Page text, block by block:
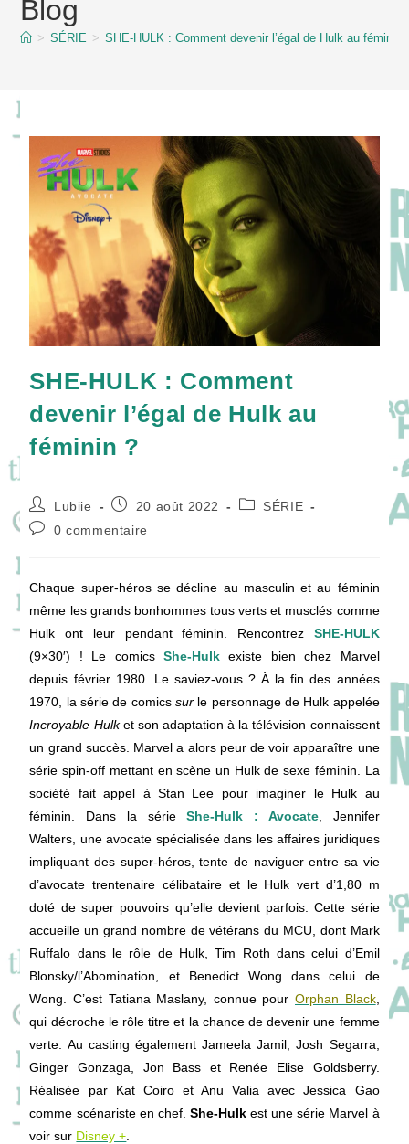
contentBlog
> SÉRIE > SHE-HULK : Comment devenir l’égal de Hulk au féminin
SHE-HULK : Comment
devenir l’égal de Hulk au
féminin ?
Auteur/autrice
de
la
Lubiie
Publication
20 août 2022
PostSÉRIE
Commentaires
0 commentaire
Chaque super-héros se décline au masculin et au féminin
même les grands bonhommes tous verts et musclés comme
Hulk ont leur pendant féminin. Rencontrez SHE-HULK
(9×30′) ! Le comics She-Hulk existe bien chez Marvel
depuis février 1980. Le saviez-vous ? À la fin des années
1970, la série de comics sur le personnage de Hulk appelée
Incroyable Hulket son adaptation à la télévision connaissent
un grand succès. Marvel a alors peur de voir apparaître une
série spin-off mettant en scène un Hulk de sexe féminin. La
société fait appel à Stan Lee pour imaginer le Hulk au
féminin. Dans la sérieShe-Hulk : Avocate, Jennifer
Walters, une avocate spécialisée dans les affaires juridiques
impliquant des super-héros, tente de naviguer entre sa vie
d’avocate trentenaire célibataire et le Hulk vert d’1,80 m
doté de super pouvoirs qu’elle devient parfois. Cette série
accueille un grand nombre de vétérans du MCU, dont Mark
Ruffalo dans le rôle de Hulk, Tim Roth dans celui d’Emil
Blonsky/l’Abomination, et Benedict Wong dans celui de
Wong. C’est Tatiana Maslany, connue pour Orphan Black,
qui décroche le rôle titre et la chance de devenir une femme
verte. Au casting également Jameela Jamil, Josh Segarra,
Ginger Gonzaga, Jon Bass et Renée Elise Goldsberry.
Réalisée par Kat Coiro et Anu Valia avec Jessica Gao
comme scénariste en chef. She-Hulkest une série Marvel à
voir sur Disney +